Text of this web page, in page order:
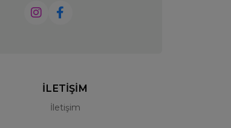
İLETİŞİM
İletişim